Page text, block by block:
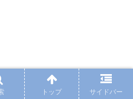
トップ サイドバー